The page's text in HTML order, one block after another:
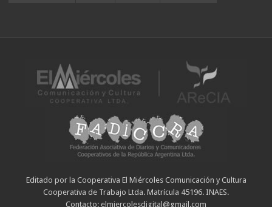
Editado por la Cooperativa El Miércoles Comunicación y Cultura
Cooperativa de Trabajo Ltda. Matrícula 45196. INAES.
Contacto: elmiercolesdigital@gmail.com